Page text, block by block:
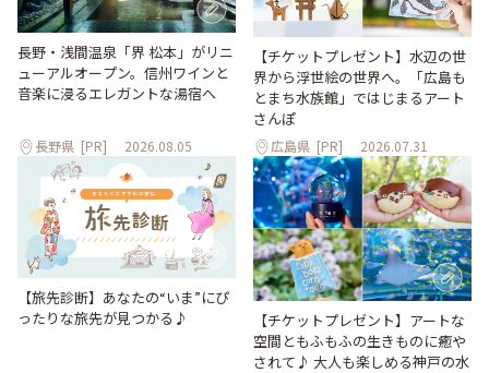
長野・浅間温泉「界 松本」がリニ
ューアルオープン。信州ワインと
音楽に浸るエレガントな湯宿へ
長野県 [PR] 2026.08.05
【チケットプレゼント】水辺の世
界から浮世絵の世界へ。「広島も
とまち水族館」ではじまるアート
さんぽ
広島県 [PR] 2026.07.31
【旅先診断】あなたの“いま”にぴ
ったりな旅先が見つかる♪
【チケットプレゼント】アートな
空間ともふもふの生きものに癒や
されて♪ 大人も楽しめる神戸の水